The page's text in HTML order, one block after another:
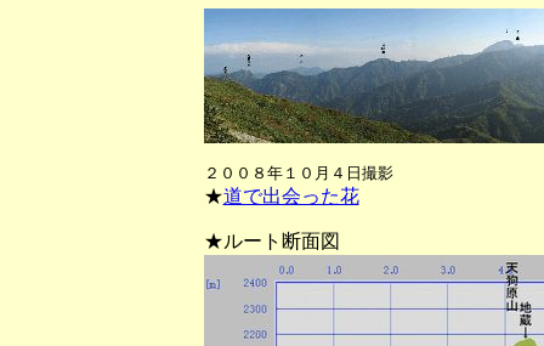
２００８年１０月４日撮影
★道で出会った花
★ルート断面図